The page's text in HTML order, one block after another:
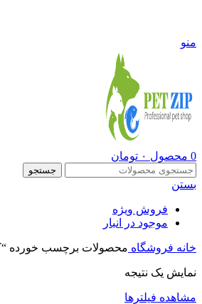
منو
0 محصول ۰ تومان
جستجو
بستن
فروش ویژه
موجود در انبار
خانه فروشگاه محصولات برچسب خورده
نمایش یک نتیجه
مشاهده فیلترها